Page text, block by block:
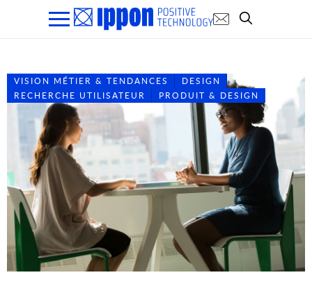
VISION MÉTIER & TENDANCES
DESIGN
RECHERCHE UTILISATEUR
PRODUIT & DESIGN